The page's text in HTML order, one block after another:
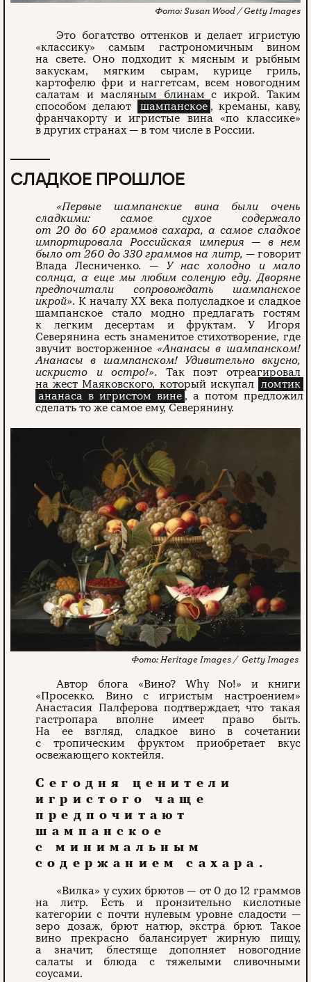
Susan Wood / Getty Images
Это богатство оттенков и делает игристую
«классику» самым гастрономичным вином
на свете. Оно подходит к мясным и рыбным
закускам, мягким сырам, курице гриль,
картофелю фри и наггетсам, всем новогодним
салатам и масляным блинам с икрой. Таким
способом делают
шампанское , креманы, каву,
франчакорту и игристые вина «по классике»
в других странах — в том числе в России.
СЛАДКОЕ ПРОШЛОЕ
«Первые шампанские вина были очень
сладкими: самое сухое содержало
от 20 до 60 граммов сахара, а самое сладкое
импортировала Российская империя — в нем
было от 260 до 330 граммов на литр, — говорит
Влада Лесниченко. — У нас холодно и мало
солнца, а еще мы любим соленую еду. Дворяне
предпочитали сопровождать шампанское
икрой». К началу XX века полусладкое и сладкое
шампанское стало модно предлагать гостям
к легким десертам и фруктам. У Игоря
Северянина есть знаменитое стихотворение, где
звучит восторженное «Ананасы в шампанском!
Ананасы в шампанском! Удивительно вкусно,
искристо и остро!». Так поэт отреагировал
на жест Маяковского, который искупал ломтик
ананаса в игристом вине , а потом предложил
сделать то же самое ему, Северянину.
Heritage Images / Getty Images
Автор блога «Вино? Why No!» и книги
«Просекко. Вино с игристым настроением»
Анастасия Палферова подтверждает, что такая
гастропара вполне имеет право быть.
На ее взгляд, сладкое вино в сочетании
с тропическим фруктом приобретает вкус
освежающего коктейля.
Сегодня ценители
игристого чаще
предпочитают
шампанское
с минимальным
содержанием сахара.
«Вилка» у сухих брютов — от 0 до 12 граммов
на литр. Есть и пронзительно кислотные
категории с почти нулевым уровне сладости —
зеро дозаж, брют натюр, экстра брют. Такое
вино прекрасно балансирует жирную пищу,
а значит, блестяще дополняет новогодние
салаты и блюда с тяжелыми сливочными
соусами.